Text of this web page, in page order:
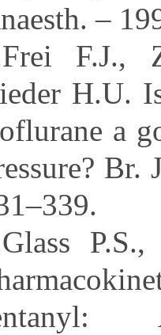
–
F.J.,
H.U.
a
Br.